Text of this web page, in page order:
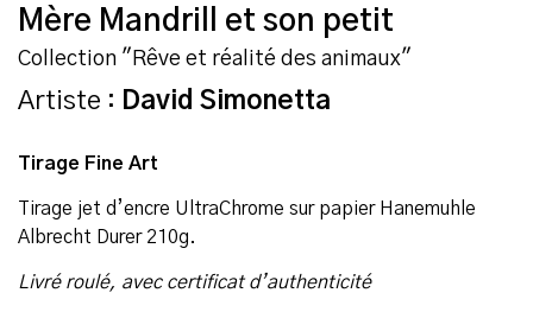
Mère Mandrill et son petit
Collection "Rêve et réalité des animaux"
Artiste : David Simonetta
Tirage Fine Art
Tirage jet d’encre UltraChrome sur papier Hanemuhle
Albrecht Durer 210g.
Livré roulé, avec certificat d’authenticité